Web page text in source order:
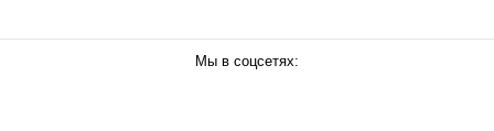
Мы в соцсетях: